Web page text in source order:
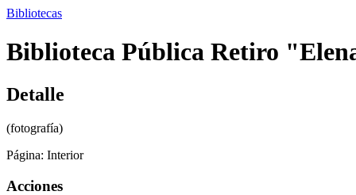
Bibliotecas
Biblioteca Pública Retiro
Detalle
(fotografía)
Página: Interior
Acciones